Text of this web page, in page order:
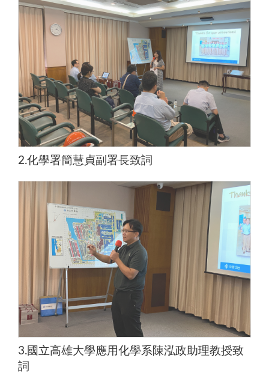
2.化學署簡慧貞副署長致詞
3.國立高雄大學應用化學系陳泓政助理教授致
詞